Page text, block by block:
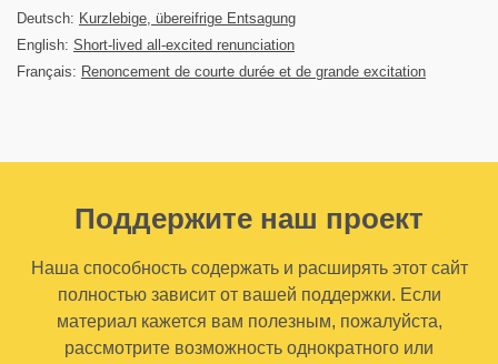
Deutsch: Kurzlebige, übereifrige Entsagung
English: Short-lived all-excited renunciation
Français: Renoncement de courte durée et de grande excitation
Поддержите наш проект
Наша способность содержать и расширять этот сайт
полностью зависит от вашей поддержки. Если
материал кажется вам полезным, пожалуйста,
рассмотрите возможность однократного или